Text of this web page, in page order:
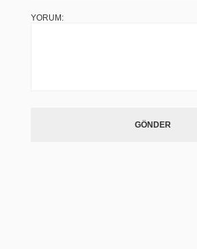
YORUM:
GÖNDER